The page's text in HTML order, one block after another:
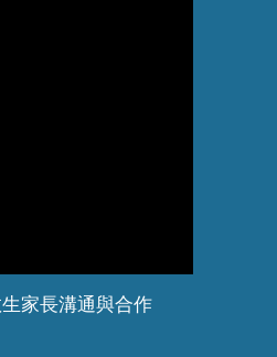
家長溝通與合作